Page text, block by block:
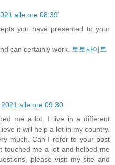
alle ore 08:39
you have presented to your
can certainly work.
토토사이트
alle ore 09:30
me a lot. I live in a different
it will help a lot in my country.
much. Can I refer to your post
touched me a lot and helped me
please visit my site and